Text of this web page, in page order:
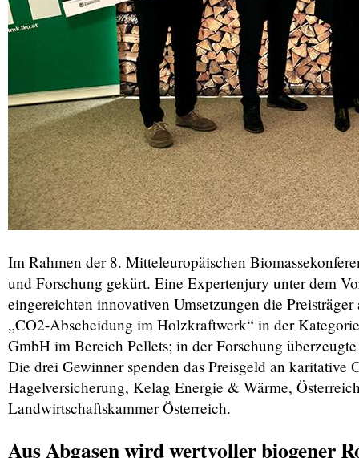
Im Rahmen der 8. Mitteleuropäischen
und Forschung gekürt. Eine Expertenjury unter dem
eingereichten innovativen Umsetzungen die
„CO2-Abscheidung im Holzkraftwerk“ in der
GmbH im Bereich Pellets; in der Forschung
Die drei Gewinner spenden das Preisgeld an
Hagelversicherung, Kelag Energie & Wärme,
Landwirtschaftskammer Österreich.
Aus Abgasen wird wertvoller biogener